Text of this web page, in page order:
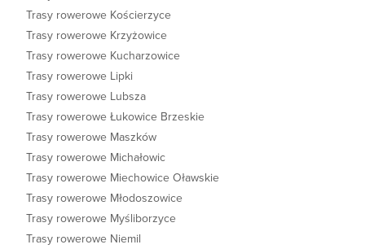
Trasy rowerowe Kościerzyce
Trasy rowerowe Krzyżowice
Trasy rowerowe Kucharzowice
Trasy rowerowe Lipki
Trasy rowerowe Lubsza
Trasy rowerowe Łukowice Brzeskie
Trasy rowerowe Maszków
Trasy rowerowe Michałowic
Trasy rowerowe Miechowice Oławskie
Trasy rowerowe Młodoszowice
Trasy rowerowe Myśliborzyce
Trasy rowerowe Niemil